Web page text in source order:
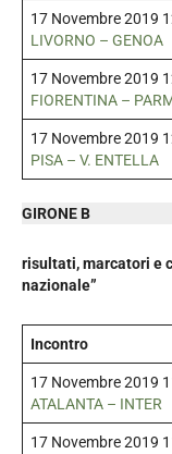
17 Novembre 2019
LIVORNO – GENOA
17 Novembre 2019
FIORENTINA –
17 Novembre 2019
PISA – V. ENTELLA
GIRONE B
risultati, marcatori e
nazionale”
Incontro
17 Novembre 2019
ATALANTA – INTER
17 Novembre 2019